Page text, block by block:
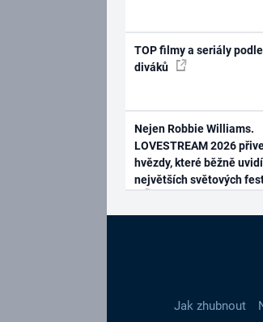
TOP filmy a seriály
diváků
Nejen Robbie Williams.
LOVESTREAM 2026
hvězdy, které běžně
největších světových
Jak zhubnout